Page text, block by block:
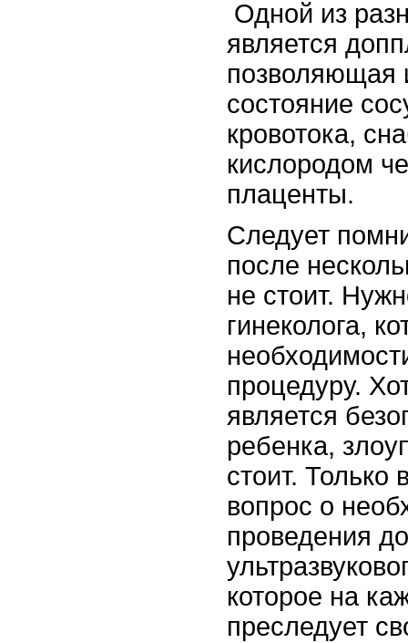
Одной из
является
позволяющая
состояние
кровотока,
кислородом
плаценты.
Следует
после
не стоит.
гинеколога,
процедуру.
является
ребенка,
стоит. Только
вопрос о
проведения
которое на
преследует